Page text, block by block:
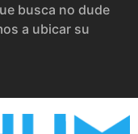
busca no dude
a ubicar su